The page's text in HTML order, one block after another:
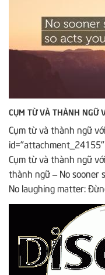
CỤM TỪ VÀ THÀNH NGỮ
Cụm từ và thành ngữ
Cụm từ và thành ngữ
thành ngữ – No sooner
No laughing matter: